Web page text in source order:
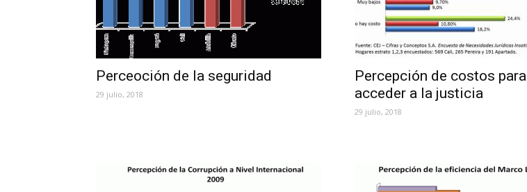
Perceoción de la seguridad
29 julio, 2018
Percepción de costos para
acceder a la justicia
29 julio, 2018